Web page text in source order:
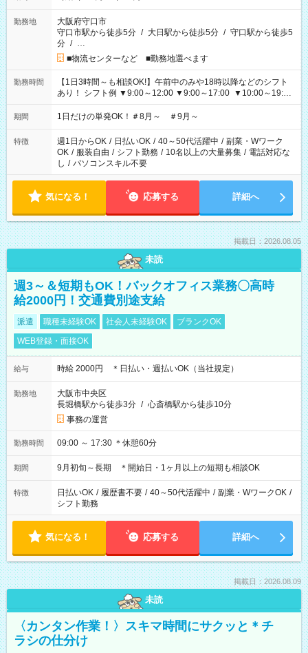
勤務地
大阪府守口市
守口市駅から徒歩5分 / 大日駅から徒歩5分 / 守口駅から徒歩5
分 / …
■物流センターなど ■勤務地選べます
勤務時間
【1日3時間～も相談OK!】午前中のみや18時以降などのシフト
あり！ シフト例 ▼9:00～12:00 ▼9:00～17:00 ▼10:00～19:00
▼18:00～21:00
期間 1日だけの単発OK！＃8月～ ＃9月～
特徴 週1日からOK / 日払いOK / 40～50代活躍中 / 副業・Wワーク
OK / 服装自由 / シフト勤務 / 10名以上の大量募集 / 電話対応な
し / パソコンスキル不要
気になる！ 応募する 詳細へ
掲載日：2026.08.05
未読
週3～＆短期もOK！バックオフィス業務〇高時
給2000円！交通費別途支給
派遣 職種未経験OK 社会人未経験OK
ブランクOK
WEB登録・面接OK
給与 時給 2000円 ＊日払い・週払いOK（当社規定）
勤務地
大阪市中央区
長堀橋駅から徒歩3分 / 心斎橋駅から徒歩10分
事務の運営
勤務時間 09:00 ～ 17:30 ＊休憩60分
期間 9月初旬～長期 ＊開始日・1ヶ月以上の短期も相談OK
特徴 日払いOK / 履歴書不要 / 40～50代活躍中 / 副業・WワークOK /
シフト勤務
気になる！ 応募する 詳細へ
掲載日：2026.08.09
未読
〈カンタン作業！〉スキマ時間にサクッと＊チ
ラシの仕分け